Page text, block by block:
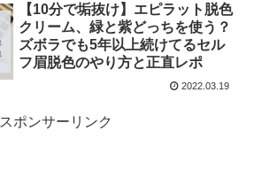
【10分で垢抜け】エピラット脱色
クリーム、緑と紫どっちを使う？
ズボラでも5年以上続けてるセル
フ眉脱色のやり方と正直レポ
2022.03.19
スポンサーリンク